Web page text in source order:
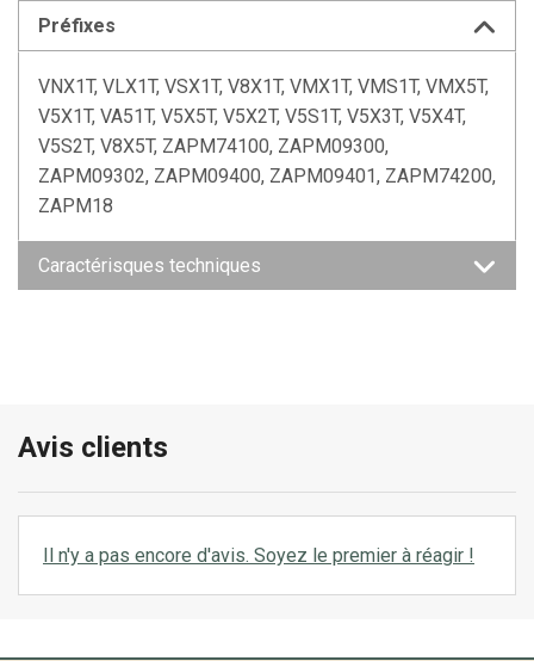
Préfixes
VNX1T, VLX1T, VSX1T, V8X1T, VMX1T, VMS1T, VMX5T,
V5X1T, VA51T, V5X5T, V5X2T, V5S1T, V5X3T, V5X4T,
V5S2T, V8X5T, ZAPM74100, ZAPM09300,
ZAPM09302, ZAPM09400, ZAPM09401, ZAPM74200,
ZAPM18
Caractérisques techniques
Avis clients
Il n'y a pas encore d'avis. Soyez le premier à réagir !